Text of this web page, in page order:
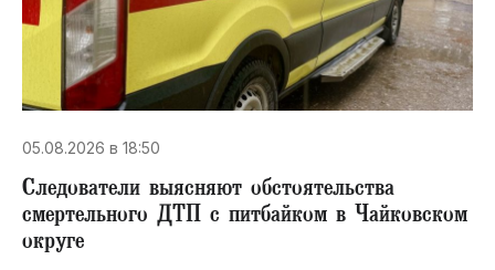
05.08.2026 в 18:50
Следователи выясняют обстоятельства
смертельного ДТП с питбайком в Чайковском
округе